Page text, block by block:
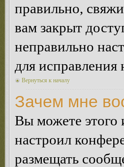
правильно,
вам закрыт
неправильно
для исправления
Вернуться к началу
Зачем мне
Вы можете этого
настроил
размещать